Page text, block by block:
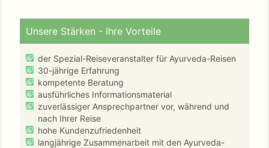
Unsere Stärken - Ihre Vorteile
der Spezial-Reiseveranstalter für Ayurveda-Reisen
30-jährige Erfahrung
kompetente Beratung
ausführliches Informationsmaterial
zuverlässiger Ansprechpartner vor, während und
nach Ihrer Reise
hohe Kundenzufriedenheit
langjährige Zusammenarbeit mit den Ayurveda-